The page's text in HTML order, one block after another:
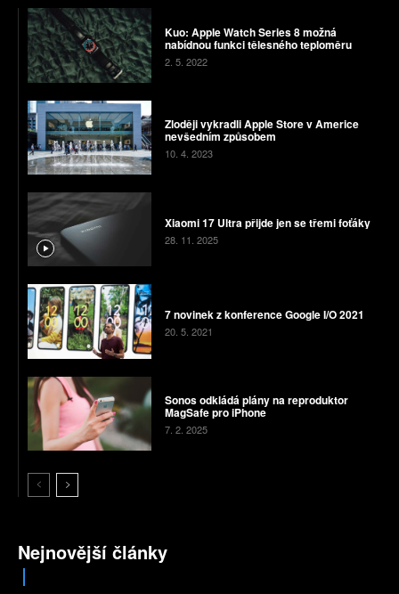
Kuo: Apple Watch Series 8 možná
nabídnou funkci tělesného teploměru
2. 5. 2022
Zloději vykradli Apple Store v Americe
nevšedním způsobem
10. 4. 2023
Xiaomi 17 Ultra přijde jen se třemi foťáky
28. 11. 2025
7 novinek z konference Google I/O 2021
20. 5. 2021
Sonos odkládá plány na reproduktor
MagSafe pro iPhone
7. 2. 2025
Nejnovější články